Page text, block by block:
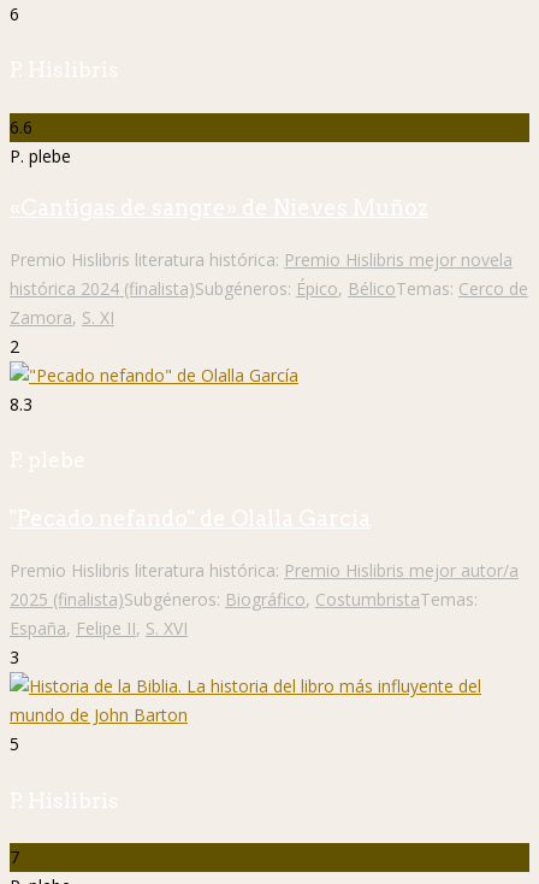
6
P. Hislibris
6.6
P. plebe
«Cantigas de sangre» de Nieves Muñoz
Premio Hislibris literatura histórica: Premio Hislibris mejor novela
histórica 2024 (finalista)Subgéneros: Épico, BélicoTemas: Cerco de
Zamora, S. XI
2
8.3
P. plebe
"Pecado nefando" de Olalla García
Premio Hislibris literatura histórica: Premio Hislibris mejor autor/a
2025 (finalista)Subgéneros: Biográfico, CostumbristaTemas:
España, Felipe II, S. XVI
3
5
P. Hislibris
7